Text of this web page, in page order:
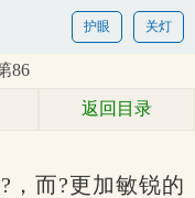
关灯
护眼
86
返回目录
，而?更加敏锐的